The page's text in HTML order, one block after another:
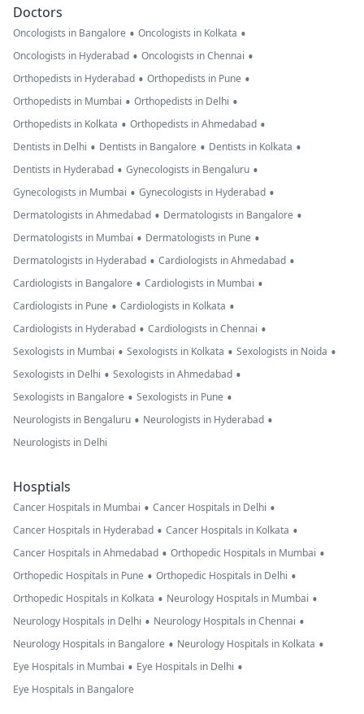
Doctors
Oncologists in Bangalore • Oncologists in Kolkata •
Oncologists in Hyderabad • Oncologists in Chennai •
Orthopedists in Hyderabad • Orthopedists in Pune •
Orthopedists in Mumbai • Orthopedists in Delhi •
Orthopedists in Kolkata • Orthopedists in Ahmedabad •
Dentists in Delhi • Dentists in Bangalore • Dentists in Kolkata •
Dentists in Hyderabad • Gynecologists in Bengaluru •
Gynecologists in Mumbai • Gynecologists in Hyderabad •
Dermatologists in Ahmedabad • Dermatologists in Bangalore •
Dermatologists in Mumbai • Dermatologists in Pune •
Dermatologists in Hyderabad • Cardiologists in Ahmedabad •
Cardiologists in Bangalore • Cardiologists in Mumbai •
Cardiologists in Pune • Cardiologists in Kolkata •
Cardiologists in Hyderabad • Cardiologists in Chennai •
Sexologists in Mumbai • Sexologists in Kolkata • Sexologists in Noida •
Sexologists in Delhi • Sexologists in Ahmedabad •
Sexologists in Bangalore • Sexologists in Pune •
Neurologists in Bengaluru • Neurologists in Hyderabad •
Neurologists in Delhi
Hosptials
Cancer Hospitals in Mumbai • Cancer Hospitals in Delhi •
Cancer Hospitals in Hyderabad • Cancer Hospitals in Kolkata •
Cancer Hospitals in Ahmedabad • Orthopedic Hospitals in Mumbai •
Orthopedic Hospitals in Pune • Orthopedic Hospitals in Delhi •
Orthopedic Hospitals in Kolkata • Neurology Hospitals in Mumbai •
Neurology Hospitals in Delhi • Neurology Hospitals in Chennai •
Neurology Hospitals in Bangalore • Neurology Hospitals in Kolkata •
Eye Hospitals in Mumbai • Eye Hospitals in Delhi •
Eye Hospitals in Bangalore